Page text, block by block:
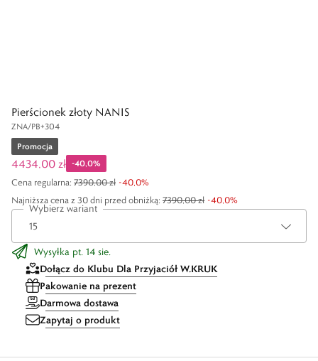
Pierścionek złoty NANIS
ZNA/PB+304
Promocja
4434,00 zł -40,0%
Najniższa cena z 30 dni przed obniżką: 7390,00 zł -40,0%
Cena regularna: 7390,00 zł -40,0%
Wybierz wariant
Wysyłka pt. 14 sie.
Dołącz do Klubu Dla Przyjaciół W.KRUK
Pakowanie na prezent
Darmowa dostawa
Zapytaj o produkt